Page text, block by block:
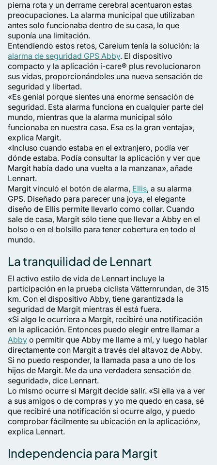
pierna rota y un derrame cerebral acentuaron estas
preocupaciones. La alarma municipal que utilizaban
antes solo funcionaba dentro de su casa, lo que
suponía una limitación.
Entendiendo estos retos, Careium tenía la solución: la
alarma de seguridad GPS Abby. El dispositivo
compacto y la aplicación i-care® plus revolucionaron
sus vidas, proporcionándoles una nueva sensación de
seguridad y libertad.
«Es genial porque sientes una enorme sensación de
seguridad. Esta alarma funciona en cualquier parte del
mundo, mientras que la alarma municipal sólo
funcionaba en nuestra casa. Esa es la gran ventaja»,
explica Margit.
«Incluso cuando estaba en el extranjero, podía ver
dónde estaba. Podía consultar la aplicación y ver que
Margit había dado una vuelta a la manzana», añade
Lennart.
Margit vinculó el botón de alarma, Ellis, a su alarma
GPS. Diseñado para parecer una joya, el elegante
diseño de Ellis permite llevarlo como collar. Cuando
sale de casa, Margit sólo tiene que llevar a Abby en el
bolso o en el bolsillo para tener cobertura en todo el
mundo.
La tranquilidad de Lennart
El activo estilo de vida de Lennart incluye la
participación en la prueba ciclista Vätternrundan, de 315
km. Con el dispositivo Abby, tiene garantizada la
seguridad de Margit mientras él está fuera.
«Si algo le ocurriera a Margit, recibiré una notificación
en la aplicación. Entonces puedo elegir entre llamar a
Abby o permitir que Abby me llame a mí, y luego hablar
directamente con Margit a través del altavoz de Abby.
Si no puedo responder, la llamada pasa a uno de los
hijos de Margit. Me da una verdadera sensación de
seguridad», dice Lennart.
Lo mismo ocurre si Margit decide salir. «Si ella va a ver
a sus amigos o de compras y yo me quedo en casa, sé
que recibiré una notificación si ocurre algo, y puedo
comprobar fácilmente su ubicación en la aplicación»,
explica Lennart.
Independencia para Margit